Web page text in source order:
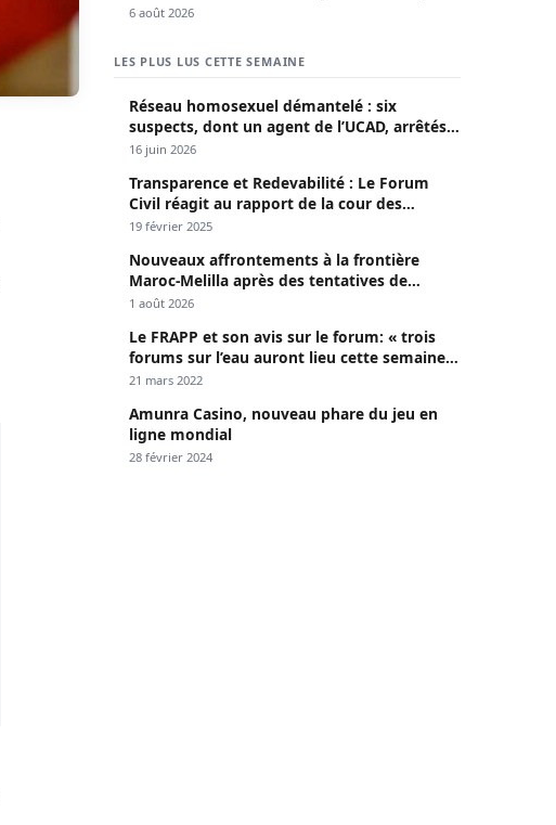
pour abus de biens sociaux
6 août 2026
LES PLUS LUS CETTE SEMAINE
Réseau homosexuel démantelé : six
suspects, dont un agent de l’UCAD, arrêtés à
Keur Massar ; l’un avoue avoir propagé le
16 juin 2026
Transparence et Redevabilité : Le Forum
Civil réagit au rapport de la cour des
comptes
19 février 2025
Nouveaux affrontements à la frontière
Maroc-Melilla après des tentatives de
passage
1 août 2026
Le FRAPP et son avis sur le forum: « trois
forums sur l’eau auront lieu cette semaine à
Dakar »
21 mars 2022
Amunra Casino, nouveau phare du jeu en
ligne mondial
28 février 2024